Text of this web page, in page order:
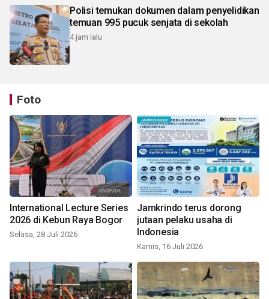
Polisi temukan dokumen dalam penyelidikan
temuan 995 pucuk senjata di sekolah
4 jam lalu
Foto
International Lecture Series
2026 di Kebun Raya Bogor
Selasa, 28 Juli 2026
Jamkrindo terus dorong
jutaan pelaku usaha di
Indonesia
Kamis, 16 Juli 2026